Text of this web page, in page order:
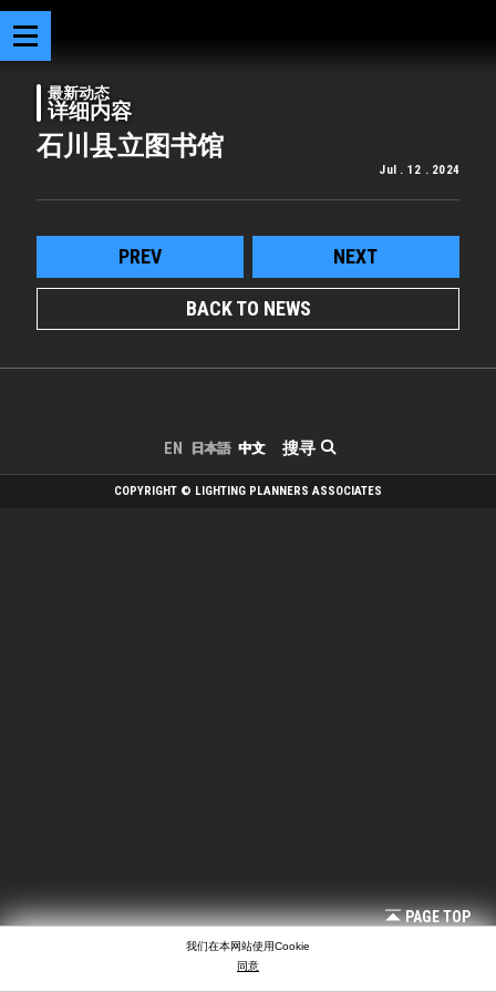
最新动态
详细内容
石川县立图书馆
Jul . 12 . 2024
PREV NEXT
BACK TO NEWS
搜寻
EN 日本語 中文
PAGE TOP
COPYRIGHT © LIGHTING PLANNERS ASSOCIATES
我们在本网站使用Cookie
同意